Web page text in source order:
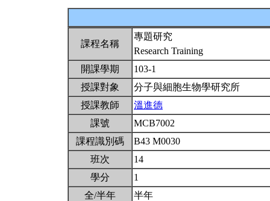
課程名稱
專題研究
Research Training
開課學期
103-1
授課對象
分子與細胞生物學研究所
授課教師
溫進德
課號
MCB7002
課程識別碼
B43 M0030
班次
14
學分
1
全/半年
半年